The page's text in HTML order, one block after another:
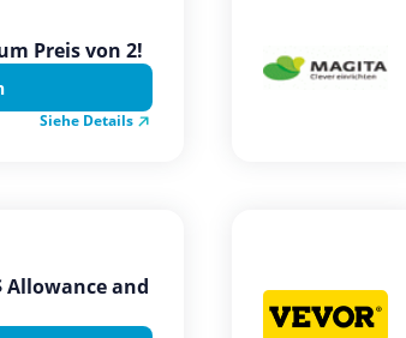
Preis von 2!
Siehe Details
Allowance and